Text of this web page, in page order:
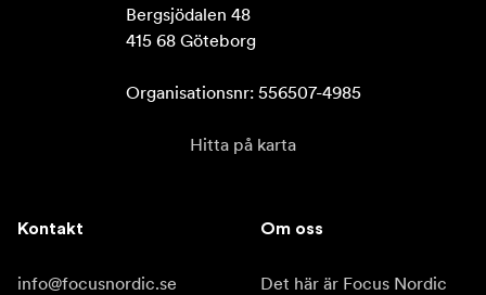
Bergsjödalen 48
415 68 Göteborg
Organisationsnr: 556507-4985
Hitta på karta
Kontakt
info@focusnordic.se
Om oss
Det här är Focus Nordic